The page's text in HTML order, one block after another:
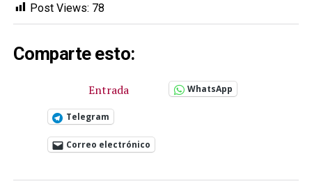
Post Views: 78
Comparte esto:
Entrada WhatsApp
Telegram
Correo electrónico